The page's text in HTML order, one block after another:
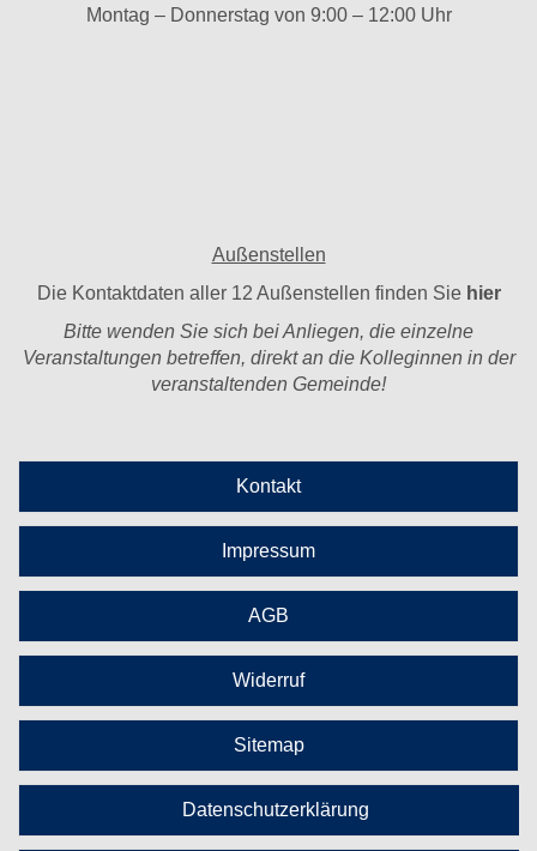
Montag – Donnerstag von 9:00 – 12:00 Uhr
Außenstellen
Die Kontaktdaten aller 12 Außenstellen finden Sie hier
Bitte wenden Sie sich bei Anliegen, die einzelne
Veranstaltungen betreffen, direkt an die Kolleginnen in der
veranstaltenden Gemeinde!
Kontakt
Impressum
AGB
Widerruf
Sitemap
Datenschutzerklärung